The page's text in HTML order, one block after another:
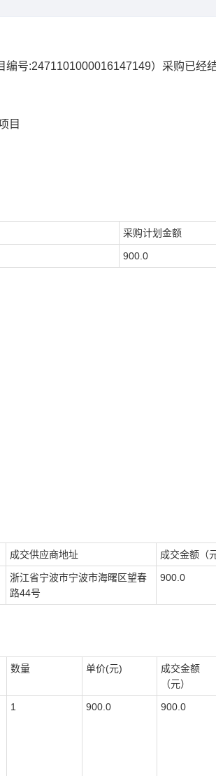
编号:2471101000016147149）采购已经
目
采购计划金额
900.0
成交供应商地址 成交金额（元
浙江省宁波市宁波市海曙区望春
路44号
900.0
数量 单价(元)
成交金额
（元）
1 900.0 900.0